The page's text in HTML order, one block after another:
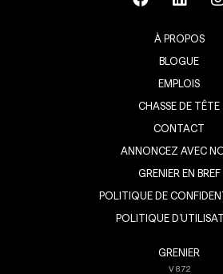
À PROPOS
BLOGUE
EMPLOIS
CHASSE DE TÊTE
CONTACT
ANNONCEZ AVEC
GRENIER EN BREF
POLITIQUE DE
POLITIQUE
GRENIER
V8.7.2